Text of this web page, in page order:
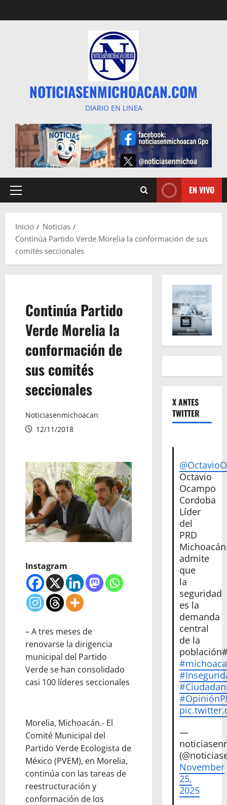
al
NOTICIASENMICHOACAN.COM
DIARIO EN LINEA
Menú
EN VIVO
Inicio
Noticias
Continúa Partido Verde Morelia la conformación de sus
comités seccionales
Continúa Partido
Verde Morelia la
conformación de
sus comités
seccionales
Noticiasenmichoacan
12/11/2018
Instagram
– A tres meses de
renovarse la dirigencia
municipal del Partido
Verde se han consolidado
casi 100 líderes seccionales
Morelia, Michoacán.- El
Comité Municipal del
Partido Verde Ecologista de
México (PVEM), en Morelia,
continúa con las tareas de
reestructuración y
conformación de los
X ANTES
TWITTER
Octavio
Ocampo
Cordoba
Líder
del
PRD
Michoacán
admite
que
la
seguridad
es la
demanda
central
de la
—
November
25,
2025